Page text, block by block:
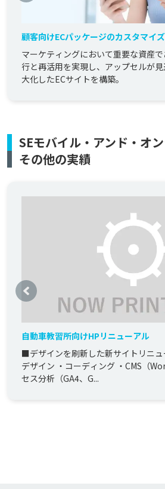
顧客向けECパッケージのカスタマイ
マーケティングにおいて重要な資産
行と再活用を実現し、アップセルが
大化したECサイトを構築。
SEモバイル・アンド・オ
その他の実績
自動車教習所向けHPリニューアル
■デザインを刷新した新サイトリニュ
デザイン ・コーディング ・CMS（
セス分析（GA4、G...